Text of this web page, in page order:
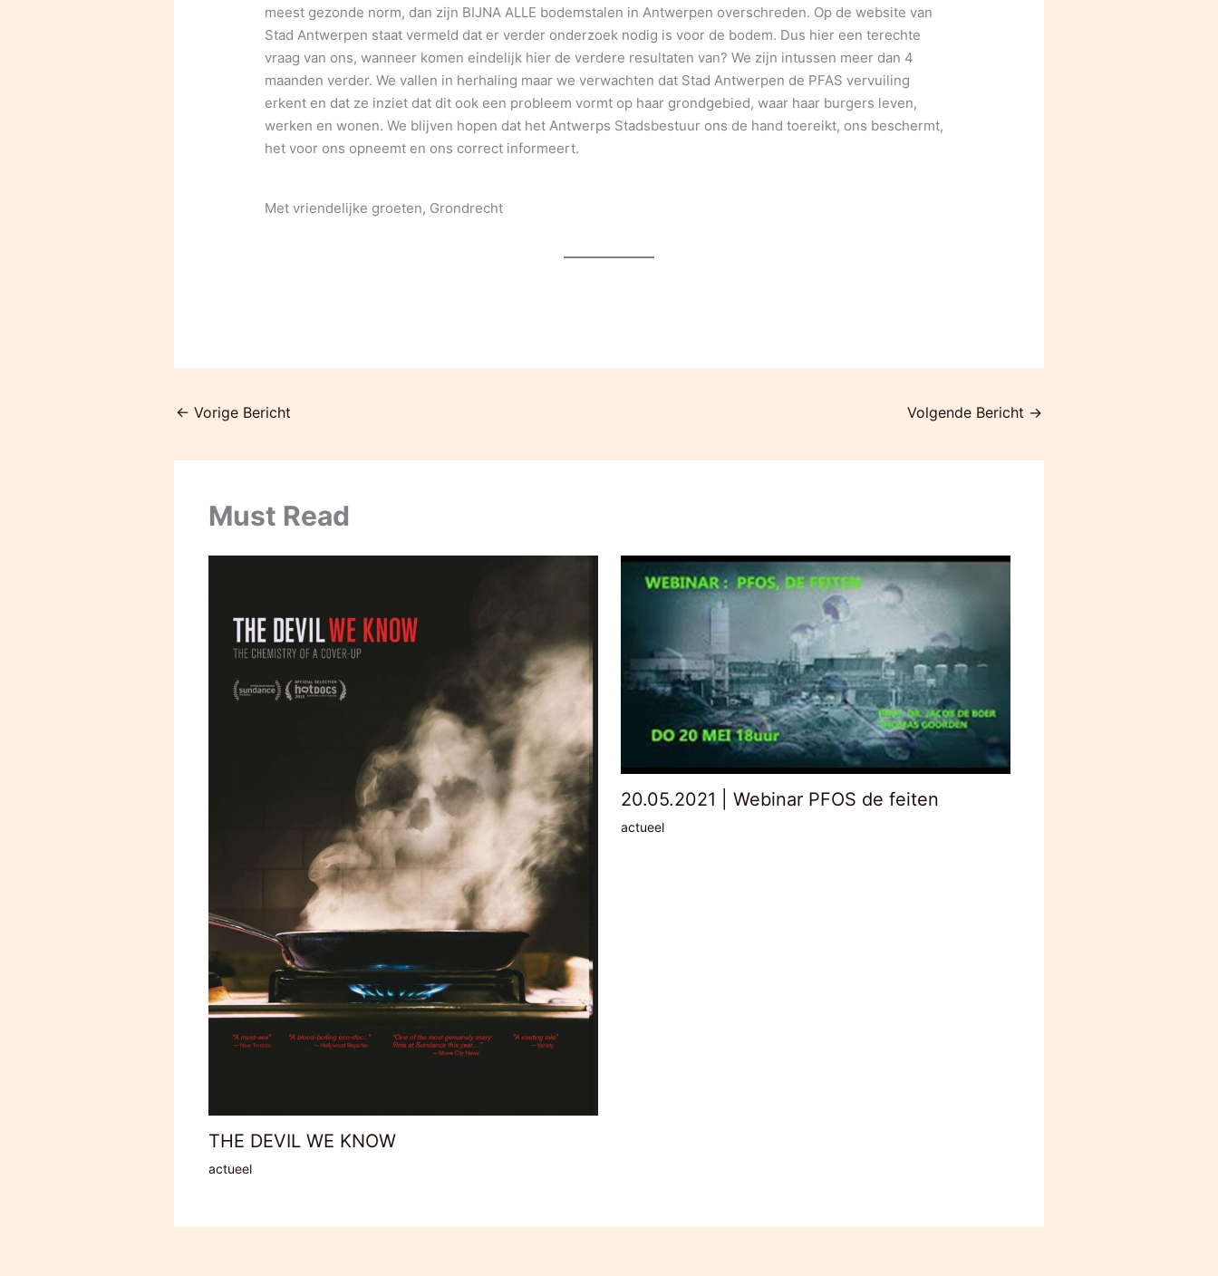
meest gezonde norm, dan zijn BIJNA ALLE bodemstalen in Antwerpen overschreden. Op de website van
Stad Antwerpen staat vermeld dat er verder onderzoek nodig is voor de bodem. Dus hier een terechte
vraag van ons, wanneer komen eindelijk hier de verdere resultaten van? We zijn intussen meer dan 4
maanden verder. We vallen in herhaling maar we verwachten dat Stad Antwerpen de PFAS vervuiling
erkent en dat ze inziet dat dit ook een probleem vormt op haar grondgebied, waar haar burgers leven,
werken en wonen. We blijven hopen dat het Antwerps Stadsbestuur ons de hand toereikt, ons beschermt,
het voor ons opneemt en ons correct informeert.
Met vriendelijke groeten, Grondrecht
← Vorige Bericht Volgende Bericht →
Must Read
THE DEVIL WE KNOW
actueel
20.05.2021 | Webinar PFOS de feiten
actueel